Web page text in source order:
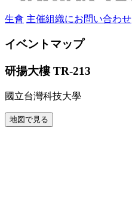
生會 主催組織にお問い合わせ
イベントマップ
研揚大樓 TR-213
國立台灣科技大學
地図で見る